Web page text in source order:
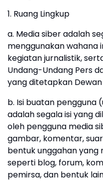
1. Ruang Lingkup
a. Media siber adalah
menggunakan wahana
kegiatan jurnalistik,
Undang-Undang Pers
yang ditetapkan Dewan
b. Isi buatan
adalah segala isi yang
oleh pengguna media
gambar, komentar,
bentuk unggahan yang
seperti blog, forum,
pemirsa, dan bentuk